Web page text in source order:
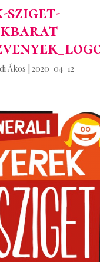
sziget-
Ákos 2020-04-12